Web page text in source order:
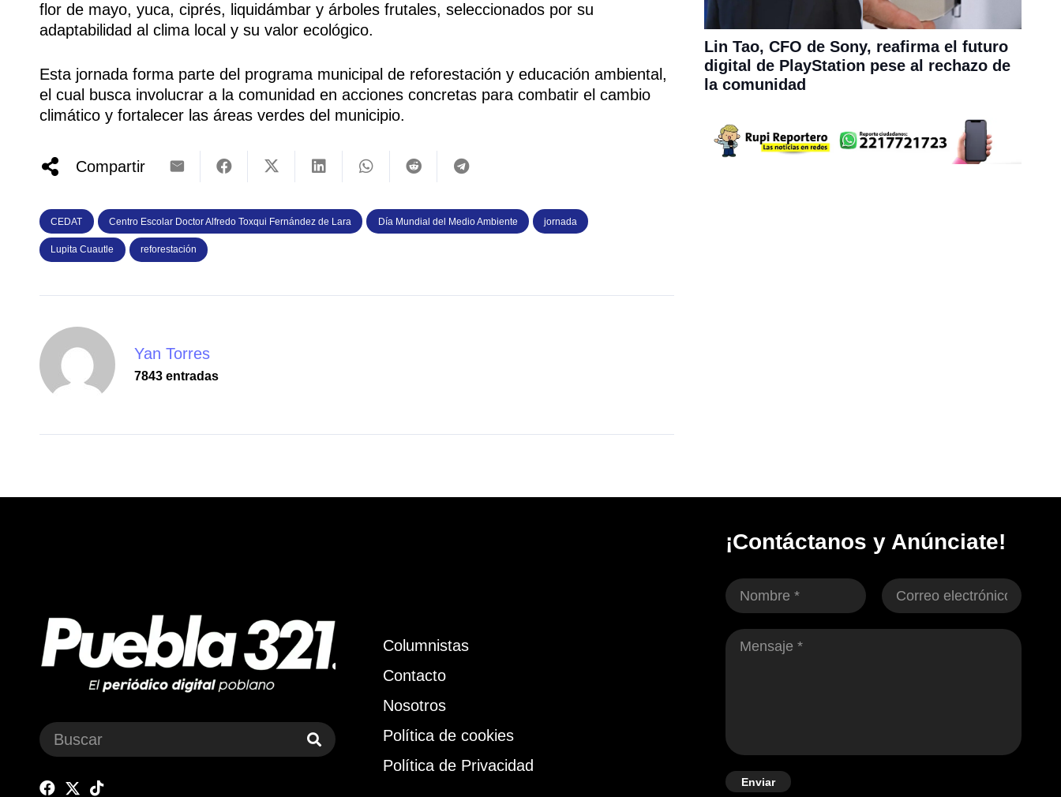
flor de mayo, yuca, ciprés, liquidámbar y árboles frutales, seleccionados por su
adaptabilidad al clima local y su valor ecológico.
Esta jornada forma parte del programa municipal de reforestación y educación ambiental,
el cual busca involucrar a la comunidad en acciones concretas para combatir el cambio
climático y fortalecer las áreas verdes del municipio.
Compartir
CEDAT Centro Escolar Doctor Alfredo Toxqui Fernández de Lara Día Mundial del Medio Ambiente jornada
Lupita Cuautle reforestación
Yan Torres
7843 entradas
Lin Tao, CFO de Sony, reafirma el futuro
digital de PlayStation pese al rechazo de
la comunidad
Columnistas
Contacto
Nosotros
Política de cookies
Política de Privacidad
¡Contáctanos y Anúnciate!
Enviar